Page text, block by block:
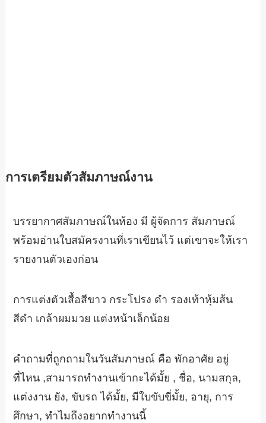
การเตรียมตัวสัมภาษณ์งาน
บรรยากาศสัมภาษณ์ในห้อง มี ผู้จัดการ สัมภาษณ์
พร้อมอ่านใบสมัครงานที่เราเขียนไว้ แต่เขาจะให้เรา
รายงานตัวเองก่อน
การแต่งตัวเสื้อสีขาว กระโปรง ดำ รองเท้าหุ้มส้น
สีดำ เกล้าผมมวย แต่งหน้าเล็กน้อย
คำถามที่ถูกถามในวันสัมภาษณ์ คือ พักอาศัย อยู่
ที่ไหน ,สามารถทำงานเข้ากะได้มั้ย , ชื่อ, นามสกุล,
แต่งงาน ยัง, ขับรถ ได้มั้ย, มีใบขับขี่มั้ย, อายุ, การ
ศึกษา, ทำไมถึงอยากทำงานนี้